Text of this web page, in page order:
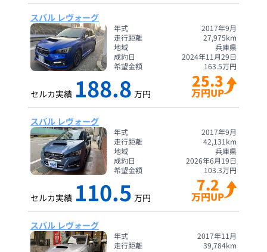
スバル レヴォーグ
年式
2017年9月
走行距離
27,975km
地域
兵庫県
成約日
2024年11月29日
希望金額
163.5万円
セルカ実績 188.8 万円
25.3
万円UP
スバル レヴォーグ
年式
2017年9月
走行距離
42,131 km
地域
兵庫県
成約日
2026年6月19日
希望金額
103.3万円
セルカ実績 110.5 万円
7.2
万円UP
スバル レヴォーグ
年式
2017年11月
走行距離
39,784km